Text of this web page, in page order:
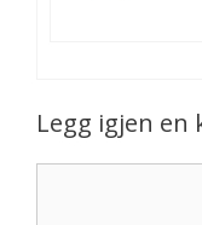
Legg igjen